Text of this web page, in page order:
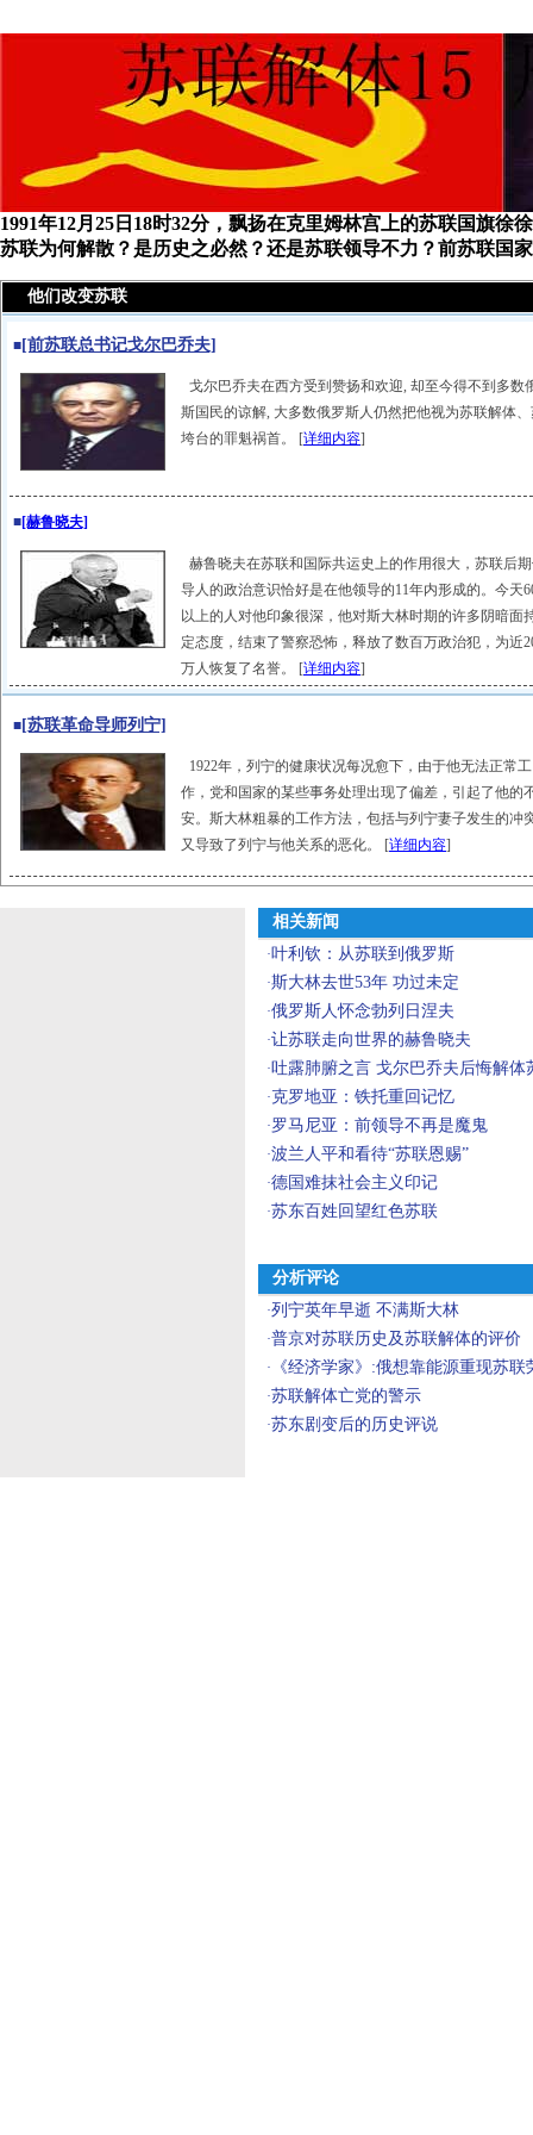
1991年12月25日18时32分，飘扬在克里姆林宫上的苏联国旗
苏联为何解散？是历史之必然？还是苏联领导不力？前苏联国
他们改变苏联
■[前苏联总书记戈尔巴乔夫]
戈尔巴乔夫在西方受到赞扬和欢迎, 却至今得不到多数
斯国民的谅解, 大多数俄罗斯人仍然把他视为苏联解体
垮台的罪魁祸首。 [详细内容]
■[赫鲁晓夫]
赫鲁晓夫在苏联和国际共运史上的作用很大，苏联后
导人的政治意识恰好是在他领导的11年内形成的。今天
以上的人对他印象很深，他对斯大林时期的许多阴暗面
定态度，结束了警察恐怖，释放了数百万政治犯，为近
万人恢复了名誉。 [详细内容]
■[苏联革命导师列宁]
1922年，列宁的健康状况每况愈下，由于他无法正常工
作，党和国家的某些事务处理出现了偏差，引起了他的
安。斯大林粗暴的工作方法，包括与列宁妻子发生的冲
又导致了列宁与他关系的恶化。 [详细内容]
相关新闻
·叶利钦：从苏联到俄罗斯
·斯大林去世53年 功过未定
·俄罗斯人怀念勃列日涅夫
·让苏联走向世界的赫鲁晓夫
·吐露肺腑之言 戈尔巴乔夫后悔解体
·克罗地亚：铁托重回记忆
·罗马尼亚：前领导不再是魔鬼
·波兰人平和看待“苏联恩赐”
·德国难抹社会主义印记
·苏东百姓回望红色苏联
分析评论
·列宁英年早逝 不满斯大林
·普京对苏联历史及苏联解体的评价
· 《经济学家》:俄想靠能源重现苏联
·苏联解体亡党的警示
·苏东剧变后的历史评说